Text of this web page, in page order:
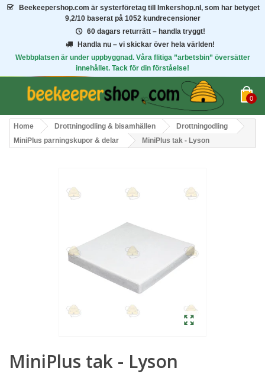
Beekeepershop.com är systerföretag till Imkershop.nl, som har betyget
9,2/10 baserat på 1052 kundrecensioner
60 dagars returrätt – handla tryggt!
Handla nu – vi skickar över hela världen!
Webbplatsen är under uppbyggnad. Våra flitiga ”arbetsbin” översätter
innehållet. Tack för din förståelse!
0
Home Drottningodling & bisamhällen
Drottningodling
MiniPlus parningskupor & delar
MiniPlus tak - Lyson
MiniPlus tak - Lyson